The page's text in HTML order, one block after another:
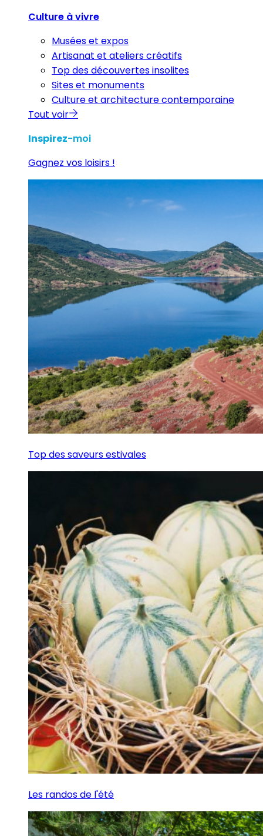
Culture à vivre
Musées et expos
Artisanat et ateliers créatifs
Top des découvertes insolites
Sites et monuments
Culture et architecture contemporaine
Tout voir
Inspirez-moi
Gagnez vos loisirs !
Top des saveurs estivales
Les randos de l'été